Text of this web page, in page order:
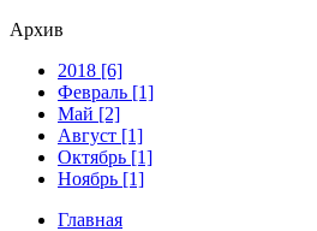
Архив
2018 [6]
Февраль [1]
Май [2]
Август [1]
Октябрь [1]
Ноябрь [1]
Главная